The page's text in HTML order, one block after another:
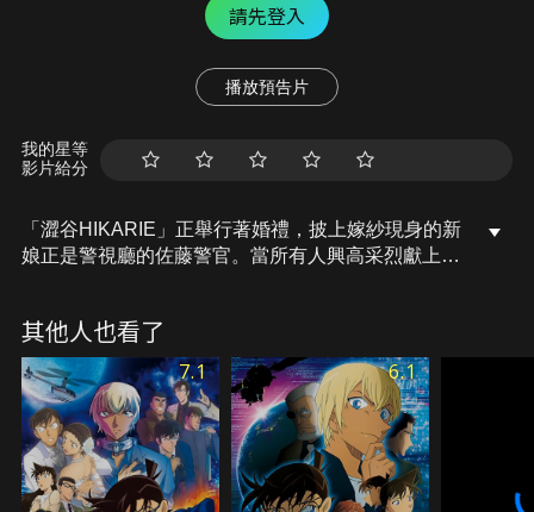
請先登入
播放預告片
我的星等
影片給分
「澀谷HIKARIE」正舉行著婚禮，披上嫁紗現身的新
娘正是警視廳的佐藤警官。當所有人興高采烈獻上祝
同一時間，連續爆破事件的犯人在此時逃獄，這是偶
然嗎？
其他人也看了
7.1 6.1